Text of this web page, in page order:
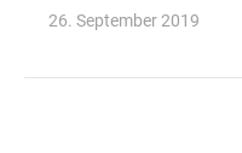
26. September 2019